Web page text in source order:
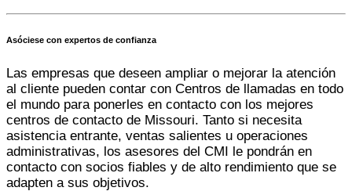
Asóciese con expertos de confianza
Las empresas que deseen ampliar o mejorar la atención
al cliente pueden contar con Centros de llamadas en todo
el mundo para ponerles en contacto con los mejores
centros de contacto de Missouri. Tanto si necesita
asistencia entrante, ventas salientes u operaciones
administrativas, los asesores del CMI le pondrán en
contacto con socios fiables y de alto rendimiento que se
adapten a sus objetivos.